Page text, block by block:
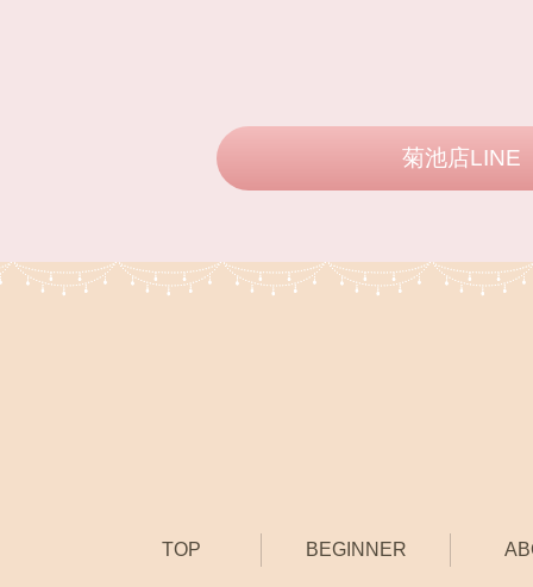
菊池店LINE
TOP BEGINNER